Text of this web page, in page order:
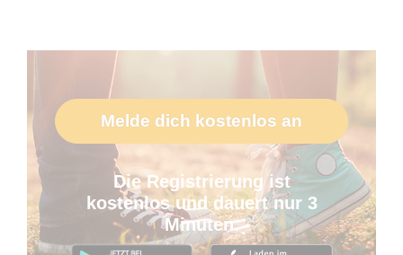
Melde dich kostenlos an
Die Registrierung ist
kostenlos und dauert nur 3
Minuten.